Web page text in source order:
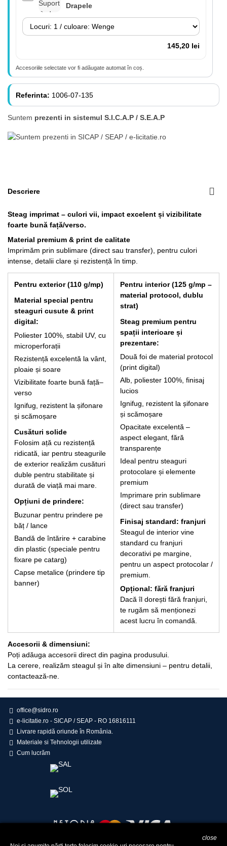
Drapele
145,20 lei
Lance 180cm cu suport perete inclus
266,20 lei
Accesoriile selectate vor fi adăugate automat în coș.
Referinta: 1006-07-135
Suntem prezenti in sistemul S.I.C.A.P / S.E.A.P
Descriere
Steag imprimat – culori vii, impact excelent și vizibilitate
foarte bună față/verso.
Material premium & print de calitate
Imprimăm prin sublimare (direct sau transfer), pentru culori
intense, detalii clare și rezistență în timp.
Pentru exterior (110 g/mp)
Material special pentru
steaguri cusute & print
digital:
Poliester 100%, stabil UV, cu
microperforații
Rezistență excelentă la vânt,
ploaie și soare
Vizibilitate foarte bună față–
verso
Ignifug, rezistent la șifonare
și scămoșare
Cusături solide
Folosim ață cu rezistență
ridicată, iar pentru steagurile
de exterior realizăm cusături
duble pentru stabilitate și
durată de viață mai mare.
Opțiuni de prindere:
Buzunar pentru prindere pe
băț / lance
Bandă de întărire + carabine
din plastic (speciale pentru
fixare pe catarg)
Capse metalice (prindere tip
banner)
Pentru interior (125 g/mp –
material protocol, dublu
strat)
Steag premium pentru
spații interioare și
prezentare:
Două foi de material protocol
(print digital)
Alb, poliester 100%, finisaj
lucios
Ignifug, rezistent la șifonare
și scămoșare
Opacitate excelentă –
aspect elegant, fără
transparențe
Ideal pentru steaguri
protocolare și elemente
premium
Imprimare prin sublimare
(direct sau transfer)
Finisaj standard: franjuri
Steagul de interior vine
standard cu franjuri
decorativi pe margine,
pentru un aspect protocolar /
premium.
Opțional: fără franjuri
Dacă îl dorești fără franjuri,
te rugăm să menționezi
acest lucru în comandă.
Accesorii & dimensiuni:
Poți adăuga accesorii direct din pagina produsului.
La cerere, realizăm steagul și în alte dimensiuni – pentru detalii,
contactează-ne.
office@sidro.ro
e-licitatie.ro - SICAP / SEAP - RO 16816111
Livrare rapidă oriunde în România.
Materiale si Tehnologii utilizate
Cum lucrăm
close